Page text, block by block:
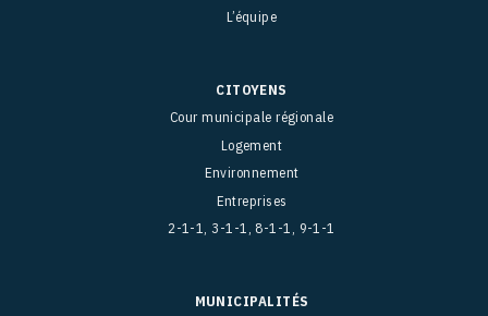
L’équipe
CITOYENS
Cour municipale régionale
Logement
Environnement
Entreprises
2-1-1, 3-1-1, 8-1-1, 9-1-1
MUNICIPALITÉS